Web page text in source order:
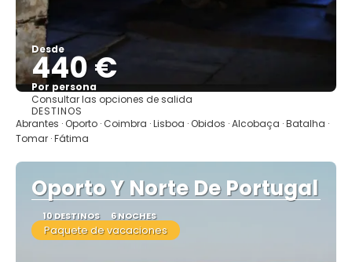
Desde
440 €
Por persona
Ver
Consultar las opciones de salida
DESTINOS
Abrantes · Oporto · Coimbra · Lisboa · Obidos · Alcobaça · Batalha ·
Tomar · Fátima
Oporto Y Norte De Portugal
10 DESTINOS 6 NOCHES
Paquete de vacaciones